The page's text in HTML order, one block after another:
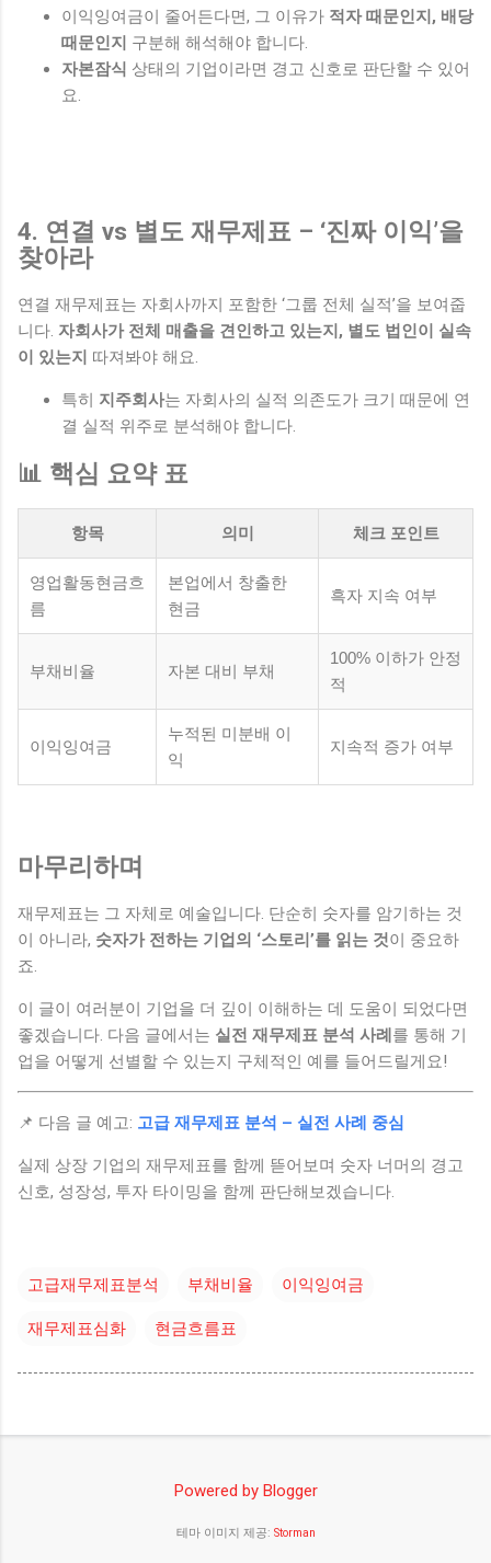
이익잉여금이 줄어든다면, 그 이유가 적자 때문인지, 배당
때문인지 구분해 해석해야 합니다.
자본잠식 상태의 기업이라면 경고 신호로 판단할 수 있어
요.
4. 연결 vs 별도 재무제표 – ‘진짜 이익’을
찾아라
연결 재무제표는 자회사까지 포함한 ‘그룹 전체 실적’을 보여줍
니다. 자회사가 전체 매출을 견인하고 있는지, 별도 법인이 실속
이 있는지 따져봐야 해요.
특히 지주회사는 자회사의 실적 의존도가 크기 때문에 연
결 실적 위주로 분석해야 합니다.
📊 핵심 요약 표
항목 의미 체크 포인트
영업활동현금흐
름
본업에서 창출한
현금
흑자 지속 여부
부채비율 자본 대비 부채
100% 이하가 안정
적
이익잉여금
누적된 미분배 이
익
지속적 증가 여부
마무리하며
재무제표는 그 자체로 예술입니다. 단순히 숫자를 암기하는 것
이 아니라, 숫자가 전하는 기업의 ‘스토리’를 읽는 것이 중요하
죠.
이 글이 여러분이 기업을 더 깊이 이해하는 데 도움이 되었다면
좋겠습니다. 다음 글에서는 실전 재무제표 분석 사례 를 통해 기
업을 어떻게 선별할 수 있는지 구체적인 예를 들어드릴게요!
📌 다음 글 예고: 고급 재무제표 분석 – 실전 사례 중심
실제 상장 기업의 재무제표를 함께 뜯어보며 숫자 너머의 경고
신호, 성장성, 투자 타이밍을 함께 판단해보겠습니다.
고급재무제표분석 부채비율 이익잉여금
재무제표심화 현금흐름표
Powered by Blogger
테마 이미지 제공: Storman